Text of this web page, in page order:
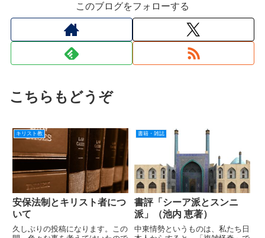
このブログをフォローする
こちらもどうぞ
キリスト教
安保法制とキリスト者につ
いて
久しぶりの投稿になります。この
書籍・雑誌
書評「シーア派とスンニ
派」（池内 恵著）
中東情勢というものは、私たち日